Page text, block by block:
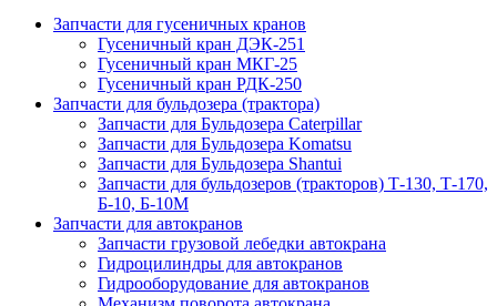
Запчасти для гусеничных кранов
Гусеничный кран ДЭК-251
Гусеничный кран МКГ-25
Гусеничный кран РДК-250
Запчасти для бульдозера (трактора)
Запчасти для Бульдозера Caterpillar
Запчасти для Бульдозера Komatsu
Запчасти для Бульдозера Shantui
Запчасти для бульдозеров (тракторов) Т-130, Т-170,
Б-10, Б-10М
Запчасти для автокранов
Запчасти грузовой лебедки автокрана
Гидроцилиндры для автокранов
Гидрооборудование для автокранов